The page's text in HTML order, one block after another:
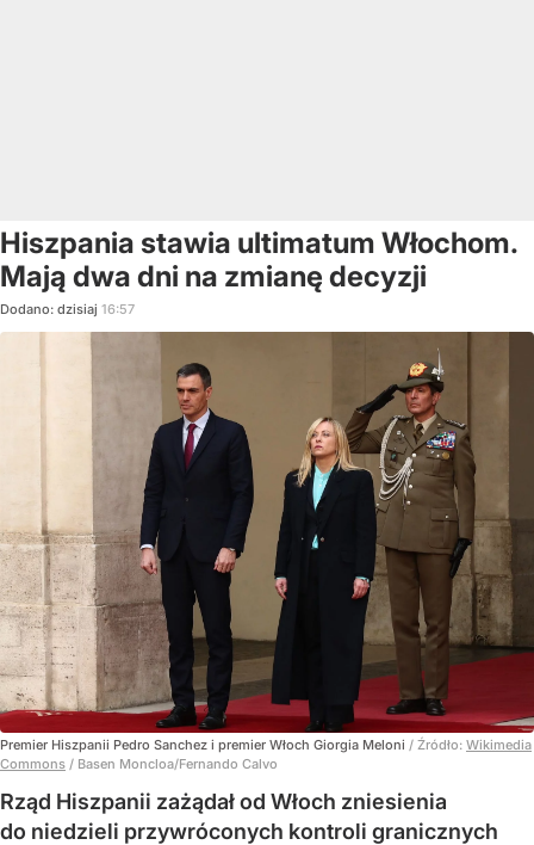
Hiszpania stawia ultimatum Włochom.
Mają dwa dni na zmianę decyzji
Dodano: dzisiaj 16:57
Premier Hiszpanii Pedro Sanchez i premier Włoch Giorgia Meloni / Źródło: Wikimedia
Commons / Basen Moncloa/Fernando Calvo
Rząd Hiszpanii zażądał od Włoch zniesienia
do niedzieli przywróconych kontroli granicznych